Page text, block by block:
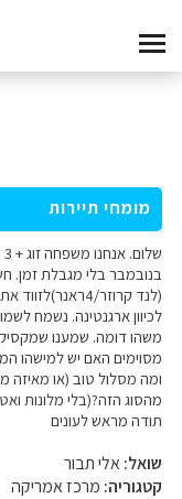
מומחי תיירות
בנובמבר בלי מגבלת זמן.
(לנד קרוזר/
לכיוון ארגנטינה. נשמח
משהו דומה. שמענו
מסוימים האם יש למישהו
ומה מסלול טוב (או מאיזה
מהסוג הזה?(בלי מלונות
תודה מראש לעונים
שואל:אלי תבור
קטגוריה: מרכז אמריקה